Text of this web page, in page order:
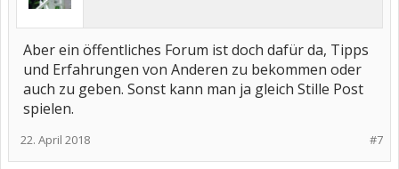
Aber ein öffentliches Forum ist doch dafür da, Tipps
und Erfahrungen von Anderen zu bekommen oder
auch zu geben. Sonst kann man ja gleich Stille Post
spielen.
#7
22. April 2018